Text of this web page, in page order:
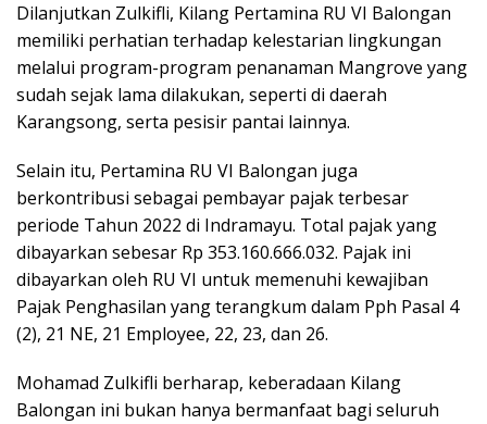
Dilanjutkan Zulkifli, Kilang Pertamina RU VI Balongan
memiliki perhatian terhadap kelestarian lingkungan
melalui program-program penanaman Mangrove yang
sudah sejak lama dilakukan, seperti di daerah
Karangsong, serta pesisir pantai lainnya.
Selain itu, Pertamina RU VI Balongan juga
berkontribusi sebagai pembayar pajak terbesar
periode Tahun 2022 di Indramayu. Total pajak yang
dibayarkan sebesar Rp 353.160.666.032. Pajak ini
dibayarkan oleh RU VI untuk memenuhi kewajiban
Pajak Penghasilan yang terangkum dalam Pph Pasal 4
(2), 21 NE, 21 Employee, 22, 23, dan 26.
Mohamad Zulkifli berharap, keberadaan Kilang
Balongan ini bukan hanya bermanfaat bagi seluruh